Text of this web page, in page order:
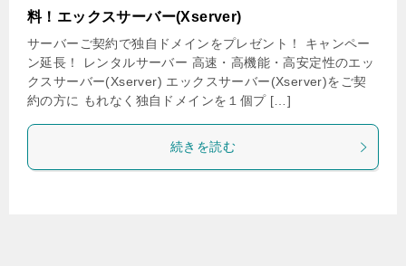
料！エックスサーバー(Xserver)
サーバーご契約で独自ドメインをプレゼント！ キャンペー
ン延長！ レンタルサーバー 高速・高機能・高安定性のエッ
クスサーバー(Xserver) エックスサーバー(Xserver)をご契
約の方に もれなく独自ドメインを１個プ […]
続きを読む